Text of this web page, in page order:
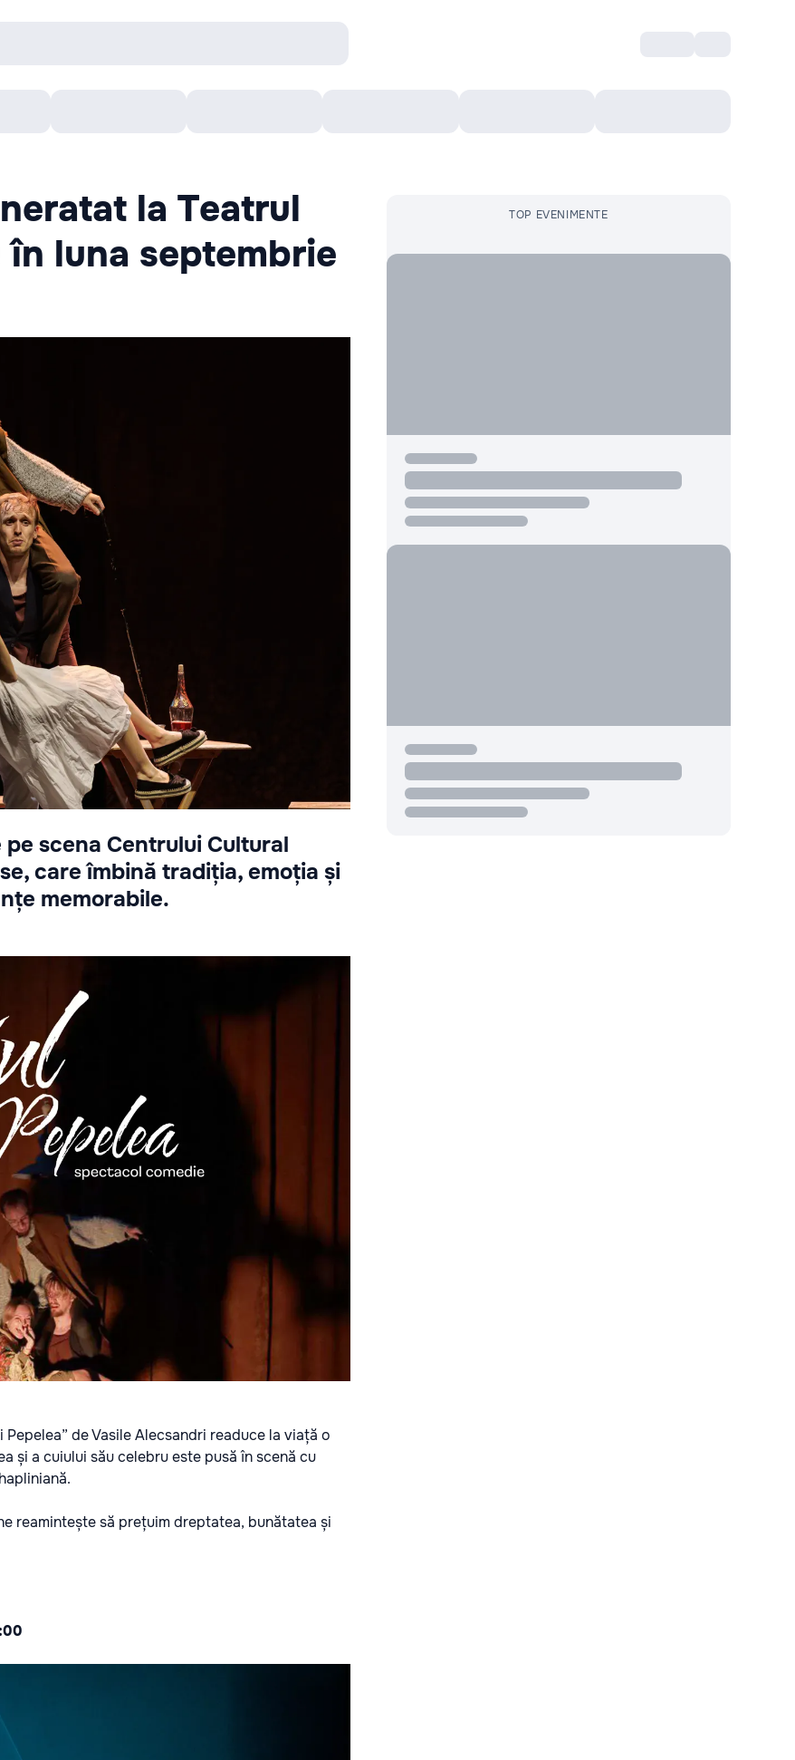
la Teatrul
luna septembrie
scena Centrului Cultural
care îmbină tradiția, emoția și
memorabile.
de Vasile Alecsandri readuce la viață o
și a cuiului său celebru este pusă în scenă cu
reamintește să prețuim dreptatea, bunătatea și
TOP EVENIMENTE